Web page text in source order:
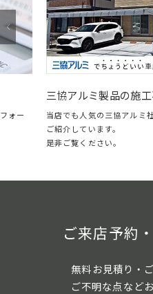
ォー
三協アルミ製品の施
当店でも人気の三協アルミ
ご紹介しています。
是非ご覧ください。
ご来店予約
無料お見積り・
ご不明な点など